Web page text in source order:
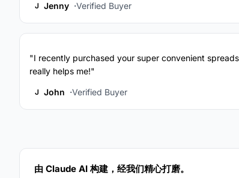
J Jenny Verified Buyer
"I recently purchased your super convenient
really helps me!"
J John Verified Buyer
由 Claude AI 构建，经我们精心打磨。